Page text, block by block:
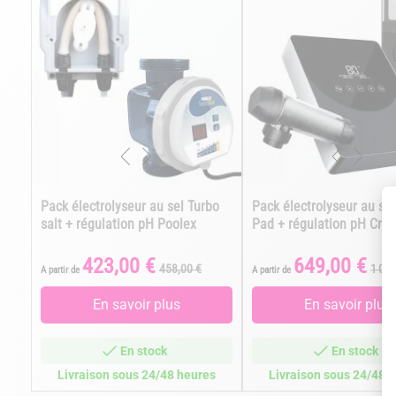
Pack électrolyseur au sel Turbo
salt + régulation pH Poolex
A partir de Prix
423,00 € Prix
de
base
458,00 €
En savoir plus
En stock
Livraison sous 24/48 heures
Pack électrolyseur au
Pad + régulation pH
A partir de Prix
649,00 € Prix
de
base
1
En savoir plus
En stock
Livraison sous 24/48